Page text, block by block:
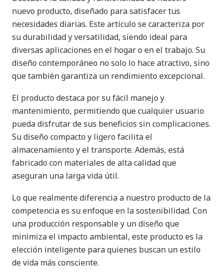
nuevo producto, diseñado para satisfacer tus
necesidades diarias. Este artículo se caracteriza por
su durabilidad y versatilidad, siendo ideal para
diversas aplicaciones en el hogar o en el trabajo. Su
diseño contemporáneo no solo lo hace atractivo, sino
que también garantiza un rendimiento excepcional.
El producto destaca por su fácil manejo y
mantenimiento, permitiendo que cualquier usuario
pueda disfrutar de sus beneficios sin complicaciones.
Su diseño compacto y ligero facilita el
almacenamiento y el transporte. Además, está
fabricado con materiales de alta calidad que
aseguran una larga vida útil.
Lo que realmente diferencia a nuestro producto de la
competencia es su enfoque en la sostenibilidad. Con
una producción responsable y un diseño que
minimiza el impacto ambiental, este producto es la
elección inteligente para quienes buscan un estilo
de vida más consciente.